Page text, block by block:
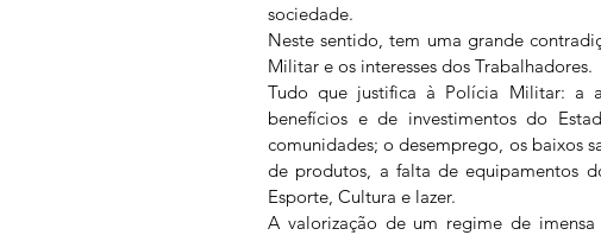
sociedade.
Neste sentido, tem uma grande
Militar e os interesses dos Trabalhadores.
Tudo que justifica à Polícia Militar: a
benefícios e de investimentos do
comunidades; o desemprego, os baixos
de produtos, a falta de equipamentos
Esporte, Cultura e lazer.
A valorização de um regime de